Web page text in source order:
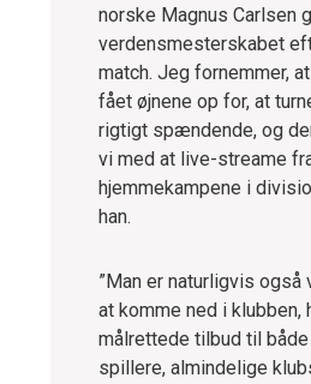
norske Magnus Carlsen
verdensmesterskabet
match. Jeg fornemmer,
fået øjnene op for, at
rigtigt spændende, og
vi med at live-streame
hjemmekampene i
han.
”Man er naturligvis også
at komme ned i klubben,
målrettede tilbud til
spillere, almindelige